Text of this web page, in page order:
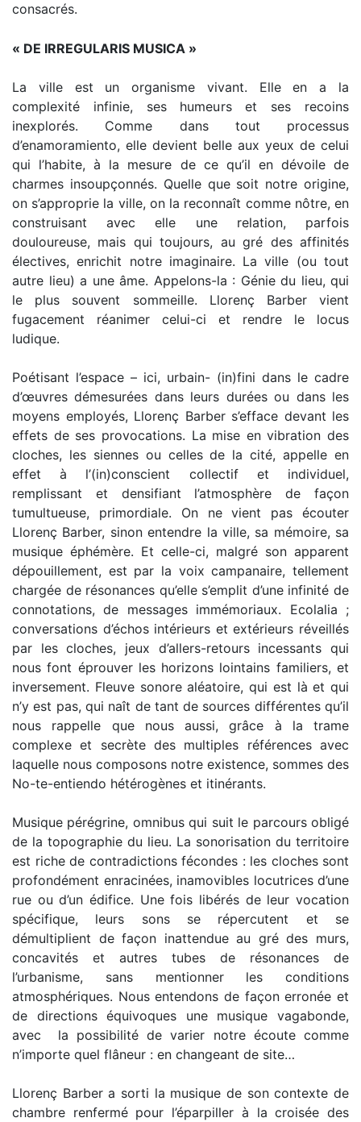
consacrés.
« DE IRREGULARIS MUSICA »
La ville est un organisme vivant. Elle en a la
complexité infinie, ses humeurs et ses recoins
inexplorés. Comme dans tout processus
d’enamoramiento, elle devient belle aux yeux de celui
qui l’habite, à la mesure de ce qu’il en dévoile de
charmes insoupçonnés. Quelle que soit notre origine,
on s’approprie la ville, on la reconnaît comme nôtre, en
construisant avec elle une relation, parfois
douloureuse, mais qui toujours, au gré des affinités
électives, enrichit notre imaginaire. La ville (ou tout
autre lieu) a une âme. Appelons-la : Génie du lieu, qui
le plus souvent sommeille. Llorenç Barber vient
fugacement réanimer celui-ci et rendre le locus
ludique.
Poétisant l’espace – ici, urbain- (in)fini dans le cadre
d’œuvres démesurées dans leurs durées ou dans les
moyens employés, Llorenç Barber s’efface devant les
effets de ses provocations. La mise en vibration des
cloches, les siennes ou celles de la cité, appelle en
effet à l’(in)conscient collectif et individuel,
remplissant et densifiant l’atmosphère de façon
tumultueuse, primordiale. On ne vient pas écouter
Llorenç Barber, sinon entendre la ville, sa mémoire, sa
musique éphémère. Et celle-ci, malgré son apparent
dépouillement, est par la voix campanaire, tellement
chargée de résonances qu’elle s’emplit d’une infinité de
connotations, de messages immémoriaux. Ecolalia ;
conversations d’échos intérieurs et extérieurs réveillés
par les cloches, jeux d’allers-retours incessants qui
nous font éprouver les horizons lointains familiers, et
inversement. Fleuve sonore aléatoire, qui est là et qui
n’y est pas, qui naît de tant de sources différentes qu’il
nous rappelle que nous aussi, grâce à la trame
complexe et secrète des multiples références avec
laquelle nous composons notre existence, sommes des
No-te-entiendo hétérogènes et itinérants.
Musique pérégrine, omnibus qui suit le parcours obligé
de la topographie du lieu. La sonorisation du territoire
est riche de contradictions fécondes : les cloches sont
profondément enracinées, inamovibles locutrices d’une
rue ou d’un édifice. Une fois libérés de leur vocation
spécifique, leurs sons se répercutent et se
démultiplient de façon inattendue au gré des murs,
concavités et autres tubes de résonances de
l’urbanisme, sans mentionner les conditions
atmosphériques. Nous entendons de façon erronée et
de directions équivoques une musique vagabonde,
avec la possibilité de varier notre écoute comme
n’importe quel flâneur : en changeant de site…
Llorenç Barber a sorti la musique de son contexte de
chambre renfermé pour l’éparpiller à la croisée des